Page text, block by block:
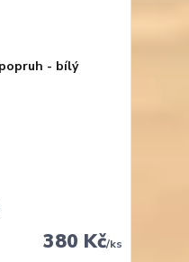
380 Kč/ks